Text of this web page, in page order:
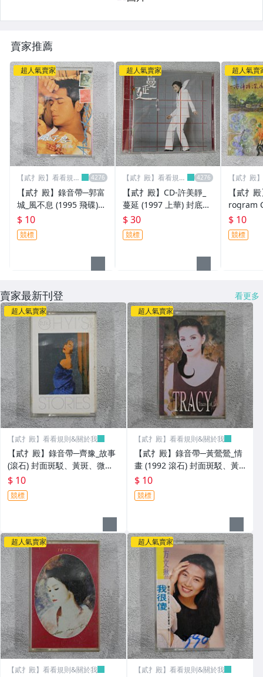
賣家推薦
超人氣賣家
【貳扌殿】看看規則
【貳扌殿】錄音帶─郭富
城_風不息 (1995 飛碟)
封面斑駁、黃斑，歌詞黃
斑
$ 10
競標
超人氣賣家
【貳扌殿】看看規則
【貳扌殿】CD-許美靜_
蔓延 (1997 上華) 封底髒
污、歌詞髒汙破損變色
$ 30
競標
超人氣賣
【貳扌殿
【貳扌
rogram
夜對談 (
$ 10
競標
賣家最新刊登 看更多
超人氣賣家
【貳扌殿】看看規則&關於我
【貳扌殿】錄音帶─齊豫_故事
(滾石) 封面斑駁、黃斑、微破
損，歌詞黃斑
$ 10
競標
超人氣賣家
【貳扌殿】看看規則&關於我
【貳扌殿】錄音帶─黃鶯鶯_情
畫 (1992 滾石) 封面斑駁、黃
斑，歌詞黃斑
$ 10
競標
超人氣賣家
【貳扌殿】看看規則&關於我
超人氣賣家
【貳扌殿】看看規則&關於我